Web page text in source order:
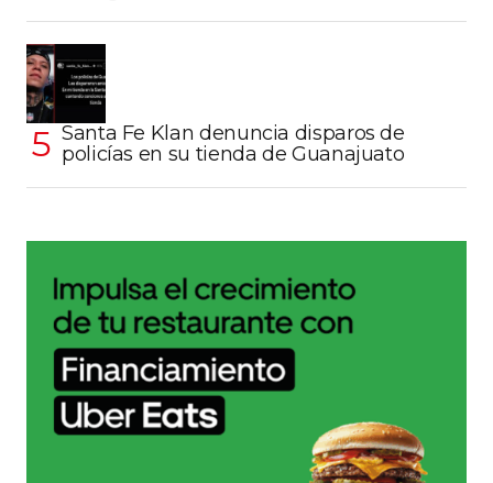
Santa Fe Klan denuncia disparos de
policías en su tienda de Guanajuato